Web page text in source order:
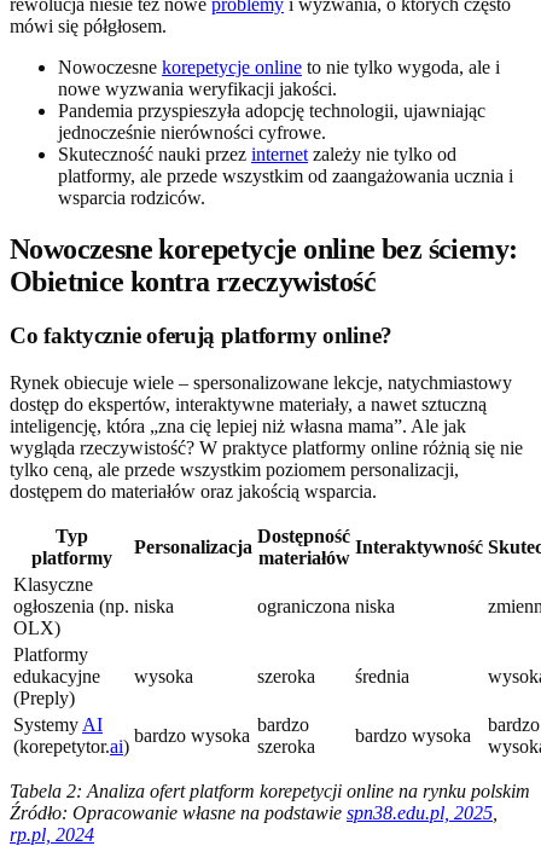
rewolucja niesie też nowe problemy i wyzwania, o których często
mówi się półgłosem.
Nowoczesne korepetycje online to nie tylko wygoda, ale i
nowe wyzwania weryfikacji jakości.
Pandemia przyspieszyła adopcję technologii, ujawniając
jednocześnie nierówności cyfrowe.
Skuteczność nauki przez internet zależy nie tylko od
platformy, ale przede wszystkim od zaangażowania ucznia i
wsparcia rodziców.
Nowoczesne korepetycje online bez ściemy:
Obietnice kontra rzeczywistość
Co faktycznie oferują platformy online?
Rynek obiecuje wiele – spersonalizowane lekcje, natychmiastowy
dostęp do ekspertów, interaktywne materiały, a nawet sztuczną
inteligencję, która „zna cię lepiej niż własna mama”. Ale jak
wygląda rzeczywistość? W praktyce platformy online różnią się nie
tylko ceną, ale przede wszystkim poziomem personalizacji,
dostępem do materiałów oraz jakością wsparcia.
Typ
platformy
Personalizacja
Dostępność
materiałów
Interaktywność
Klasyczne
ogłoszenia (np.
OLX)
niska ograniczona niska
Platformy
edukacyjne
(Preply)
wysoka szeroka średnia
Systemy AI
(korepetytor.ai)
bardzo wysoka
bardzo
szeroka
bardzo wysoka
bardzo
Tabela 2: Analiza ofert platform korepetycji online na rynku polskim
Źródło: Opracowanie własne na podstawie spn38.edu.pl, 2025
rp.pl, 2024